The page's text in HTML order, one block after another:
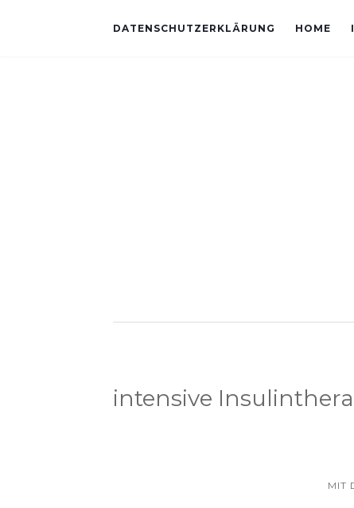
DATENSCHUTZERKLÄRUNG HOME
intensive
MIT